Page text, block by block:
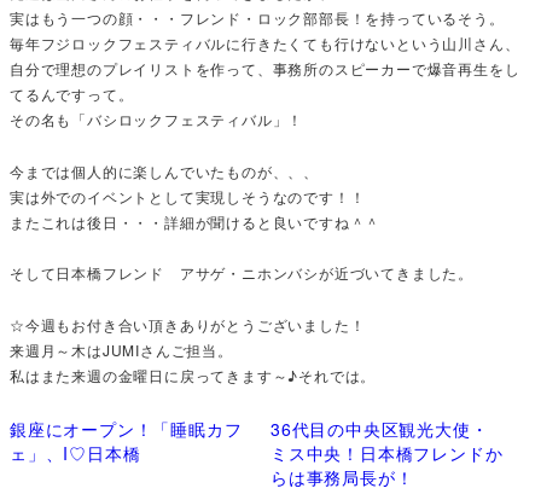
実はもう一つの顔・・・フレンド・ロック部部長！を持っているそう。
毎年フジロックフェスティバルに行きたくても行けないという山川さん、
自分で理想のプレイリストを作って、事務所のスピーカーで爆音再生をし
てるんですって。
その名も「バシロックフェスティバル」！
今までは個人的に楽しんでいたものが、、、
実は外でのイベントとして実現しそうなのです！！
またこれは後日・・・詳細が聞けると良いですね＾＾
そして日本橋フレンド アサゲ・ニホンバシが近づいてきました。
☆今週もお付き合い頂きありがとうございました！
来週月～木はJUMIさんご担当。
私はまた来週の金曜日に戻ってきます～♪それでは。
銀座にオープン！「睡眠カフ
ェ」、I♡日本橋
36代目の中央区観光大使・
ミス中央！日本橋フレンドか
らは事務局長が！